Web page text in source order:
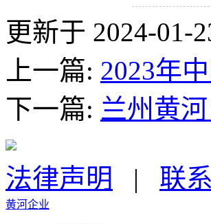
更新于 2024-01-
上一篇: 2023年
下一篇: 兰州黄
法律声明 | 联
黄河企业